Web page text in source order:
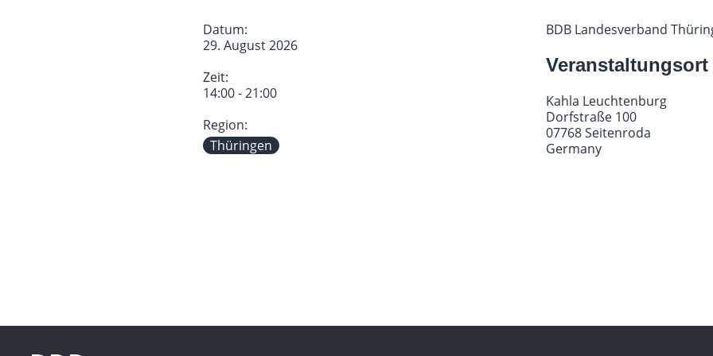
Datum:
29. August 2026
Zeit:
14:00 - 21:00
Region:
Thüringen
BDB Landesverband
Veranstaltungsort
Kahla Leuchtenburg
Dorfstraße 100
07768 Seitenroda
Germany